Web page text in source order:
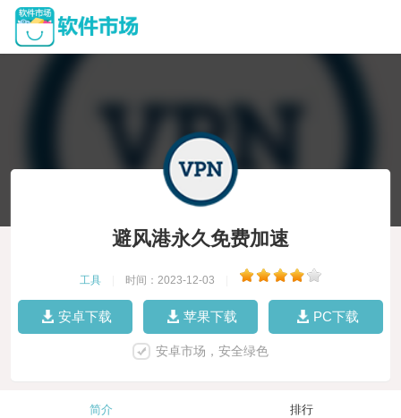
避风港永久免费加速
工具 时间：2023-12-03
安卓下载 苹果下载 PC下载
安卓市场，安全绿色
简介 排行